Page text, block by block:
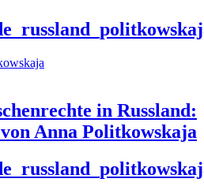
in Russland:
Anna Politkowskaja